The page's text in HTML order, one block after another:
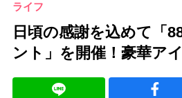
ライフ
日頃の感謝を込めて「
ント」を開催！豪華ア